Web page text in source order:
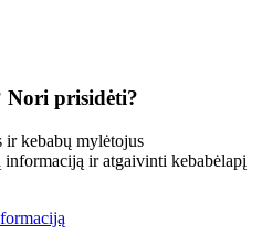
Nori prisidėti?
kebabų mylėtojus
ir atgaivinti kebabėlapį